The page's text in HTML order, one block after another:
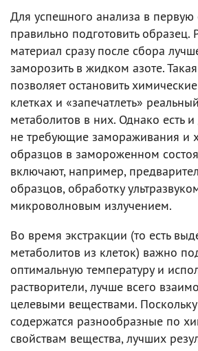
Для успешного анализа в
правильно подготовить образец.
материал сразу после сбора
заморозить в жидком азоте.
позволяет остановить
клетках и «запечатлеть»
метаболитов в них. Однако есть
не требующие замораживания и
образцов в замороженном
включают, например,
образцов, обработку
микроволновым излучением.
Во время экстракции (то есть
метаболитов из клеток) важно
оптимальную температуру и
растворители, лучше всего
целевыми веществами.
содержатся разнообразные по
свойствам вещества, лучших